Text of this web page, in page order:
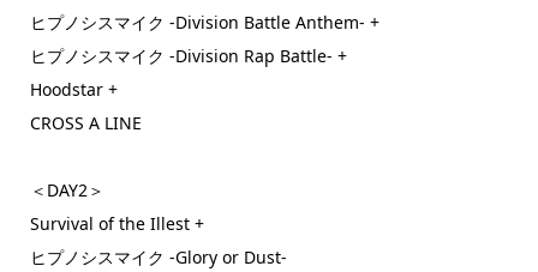
ヒプノシスマイク -Division Battle Anthem- +
ヒプノシスマイク -Division Rap Battle- +
Hoodstar +
CROSS A LINE
＜DAY2＞
Survival of the Illest +
ヒプノシスマイク -Glory or Dust-